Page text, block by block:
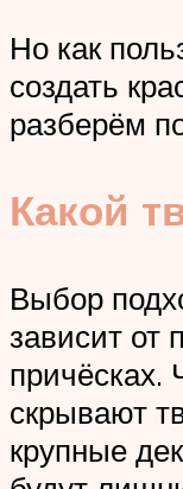
Но как
создать
разберём
Какой
Выбор
зависит от
причёсках.
скрывают
крупные